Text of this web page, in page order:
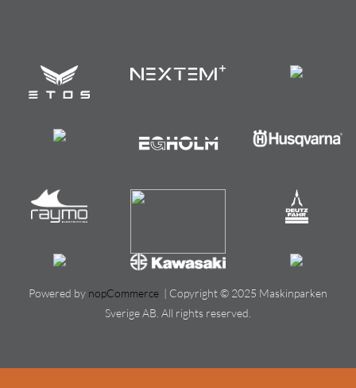
Powered by nopCommerce | Copyright © 2025 Maskinparken
Sverige AB. All rights reserved.